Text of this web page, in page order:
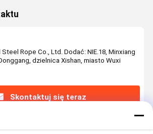
Steel Rope Co., Ltd. Dodać: NIE.18, Minxiang
dzielnica Xishan, miasto Wuxi
Skontaktuj się teraz